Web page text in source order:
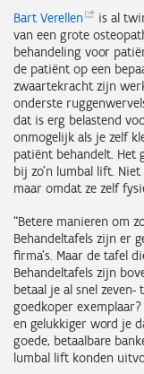
BartVerellen
is al
van een grote
behandeling voor
de patiënt op een
zwaartekracht zijn
onderste
dat is erg belastend
onmogelijk als je zelf
patiënt behandelt. Het
bij zo’n lumbal lift.
maar omdat ze zelf
“Betere manieren om
Behandeltafels zijn er
firma’s. Maar de tafel
Behandeltafels zijn
betaal je al snel
goedkoper
en gelukkiger word je
goede, betaalbare
lumbal lift konden